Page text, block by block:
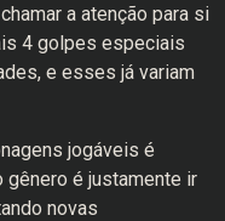
a atenção para si
4 golpes especiais
e esses já variam
jogáveis é
é justamente ir
novas